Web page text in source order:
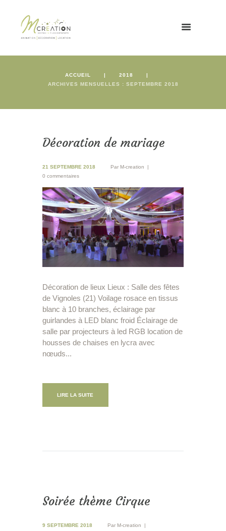
ACCUEIL
2018
ARCHIVES MENSUELLES : SEPTEMBRE 2018
Décoration de mariage
21 SEPTEMBRE 2018 Par M-creation
0 commentaires
Décoration de lieux Lieux : Salle des fêtes
de Vignoles (21) Voilage rosace en tissus
blanc à 10 branches, éclairage par
guirlandes à LED blanc froid Éclairage de
salle par projecteurs à led RGB location de
housses de chaises en lycra avec
nœuds...
LIRE LA SUITE
Soirée thème Cirque
9 SEPTEMBRE 2018 Par M-creation